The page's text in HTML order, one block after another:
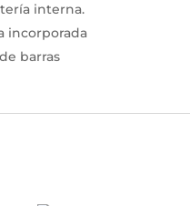
interna.
incorporada
barras